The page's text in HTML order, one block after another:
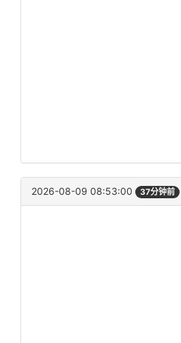
2026-08-09 08:53:00 37分钟前